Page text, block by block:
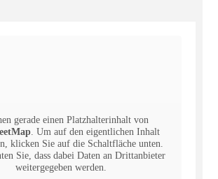
gerade einen Platzhalterinhalt von
. Um auf den eigentlichen Inhalt
klicken Sie auf die Schaltfläche unten.
Sie, dass dabei Daten an Drittanbieter
weitergegeben werden.